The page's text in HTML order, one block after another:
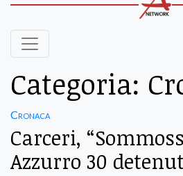
Categoria:
Cronaca
Carceri,
Azzurro 30